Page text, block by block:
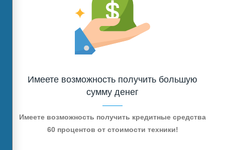
Имеете возможность получить большую
сумму денег
Имеете возможность получить кредитные средства
60 процентов от стоимости техники!